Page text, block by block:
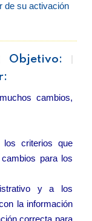
de su activación
Objetivo:
cambios,
criterios que
para los
y a los
la información
correcta para